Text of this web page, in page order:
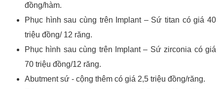
đồng/hàm.
Phục hình sau cùng trên Implant – Sứ titan có giá 40
triệu đồng/ 12 răng.
Phục hình sau cùng trên Implant – Sứ zirconia có giá
70 triệu đồng/12 răng.
Abutment sứ - cộng thêm có giá 2,5 triệu đồng/răng.